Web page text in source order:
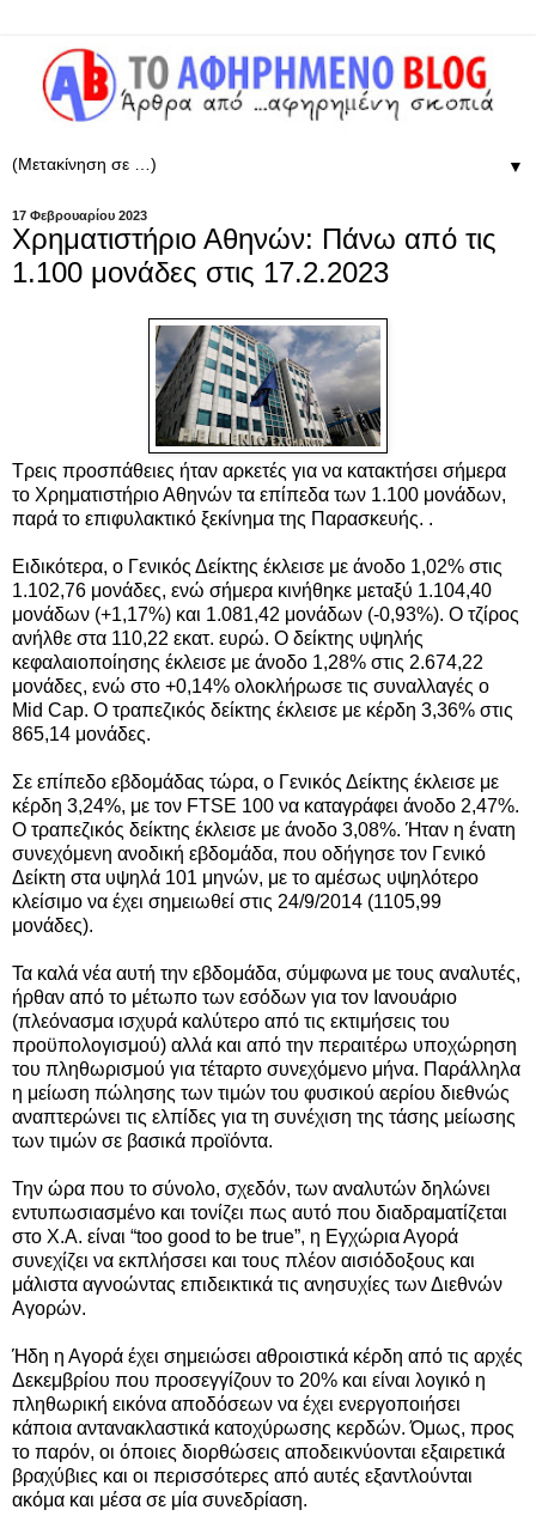
▼
17 Φεβρουαρίου 2023
Χρηματιστήριο Αθηνών: Πάνω από τις
1.100 μονάδες στις 17.2.2023
Τρεις προσπάθειες ήταν αρκετές για να κατακτήσει σήμερα
το Χρηματιστήριο Αθηνών τα επίπεδα των 1.100 μονάδων,
παρά το επιφυλακτικό ξεκίνημα της Παρασκευής. .
Ειδικότερα, ο Γενικός Δείκτης έκλεισε με άνοδο 1,02% στις
1.102,76 μονάδες, ενώ σήμερα κινήθηκε μεταξύ 1.104,40
μονάδων (+1,17%) και 1.081,42 μονάδων (-0,93%). Ο τζίρος
ανήλθε στα 110,22 εκατ. ευρώ. Ο δείκτης υψηλής
κεφαλαιοποίησης έκλεισε με άνοδο 1,28% στις 2.674,22
μονάδες, ενώ στο +0,14% ολοκλήρωσε τις συναλλαγές ο
Mid Cap. Ο τραπεζικός δείκτης έκλεισε με κέρδη 3,36% στις
865,14 μονάδες.
Σε επίπεδο εβδομάδας τώρα, ο Γενικός Δείκτης έκλεισε με
κέρδη 3,24%, με τον FTSE 100 να καταγράφει άνοδο 2,47%.
Ο τραπεζικός δείκτης έκλεισε με άνοδο 3,08%. Ήταν η ένατη
συνεχόμενη ανοδική εβδομάδα, που οδήγησε τον Γενικό
Δείκτη στα υψηλά 101 μηνών, με το αμέσως υψηλότερο
κλείσιμο να έχει σημειωθεί στις 24/9/2014 (1105,99
μονάδες).
Τα καλά νέα αυτή την εβδομάδα, σύμφωνα με τους αναλυτές,
ήρθαν από το μέτωπο των εσόδων για τον Ιανουάριο
(πλεόνασμα ισχυρά καλύτερο από τις εκτιμήσεις του
προϋπολογισμού) αλλά και από την περαιτέρω υποχώρηση
του πληθωρισμού για τέταρτο συνεχόμενο μήνα. Παράλληλα
η μείωση πώλησης των τιμών του φυσικού αερίου διεθνώς
αναπτερώνει τις ελπίδες για τη συνέχιση της τάσης μείωσης
των τιμών σε βασικά προϊόντα.
Την ώρα που το σύνολο, σχεδόν, των αναλυτών δηλώνει
εντυπωσιασμένο και τονίζει πως αυτό που διαδραματίζεται
στο Χ.Α. είναι “too good to be true”, η Εγχώρια Αγορά
συνεχίζει να εκπλήσσει και τους πλέον αισιόδοξους και
μάλιστα αγνοώντας επιδεικτικά τις ανησυχίες των Διεθνών
Αγορών.
Ήδη η Αγορά έχει σημειώσει αθροιστικά κέρδη από τις αρχές
Δεκεμβρίου που προσεγγίζουν το 20% και είναι λογικό η
πληθωρική εικόνα αποδόσεων να έχει ενεργοποιήσει
κάποια αντανακλαστικά κατοχύρωσης κερδών. Όμως, προς
το παρόν, οι όποιες διορθώσεις αποδεικνύονται εξαιρετικά
βραχύβιες και οι περισσότερες από αυτές εξαντλούνται
ακόμα και μέσα σε μία συνεδρίαση.